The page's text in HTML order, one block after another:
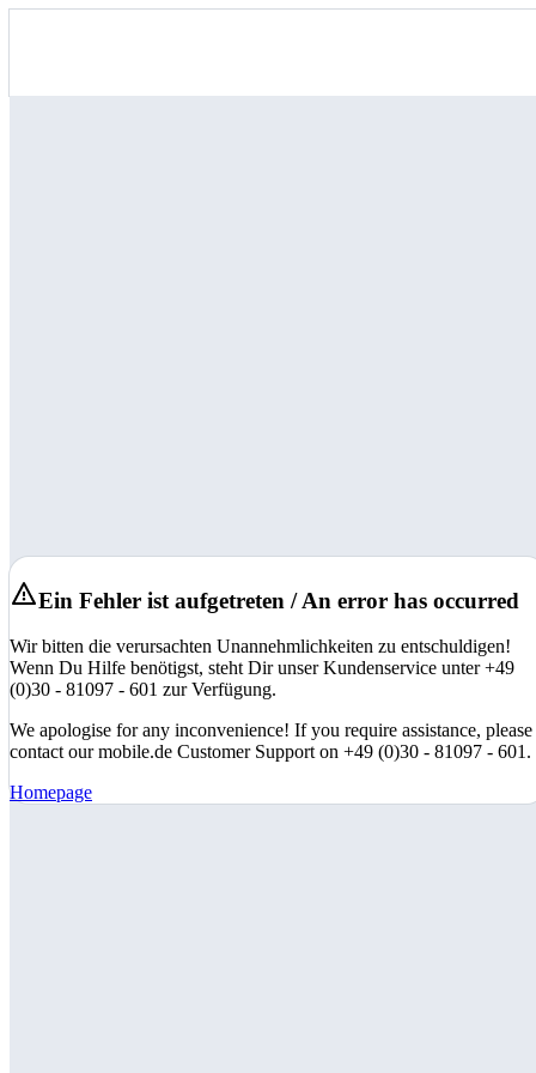
Ein Fehler ist aufgetreten / An error has occurred
Wir bitten die verursachten Unannehmlichkeiten zu entschuldigen!
Wenn Du Hilfe benötigst, steht Dir unser Kundenservice unter +49
(0)30 - 81097 - 601 zur Verfügung.
We apologise for any inconvenience! If you require assistance, please
contact our mobile.de Customer Support on +49 (0)30 - 81097 - 601.
Homepage